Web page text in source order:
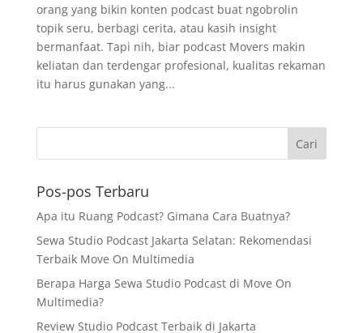
orang yang bikin konten podcast buat ngobrolin
topik seru, berbagi cerita, atau kasih insight
bermanfaat. Tapi nih, biar podcast Movers makin
keliatan dan terdengar profesional, kualitas rekaman
itu harus gunakan yang...
Pos-pos Terbaru
Apa itu Ruang Podcast? Gimana Cara Buatnya?
Sewa Studio Podcast Jakarta Selatan: Rekomendasi
Terbaik Move On Multimedia
Berapa Harga Sewa Studio Podcast di Move On
Multimedia?
Review Studio Podcast Terbaik di Jakarta